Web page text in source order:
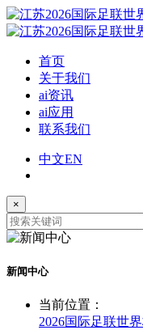
首页
关于我们
ai资讯
ai应用
联系我们
中文EN
×
新闻中心
当前位置：
2026国际足联世